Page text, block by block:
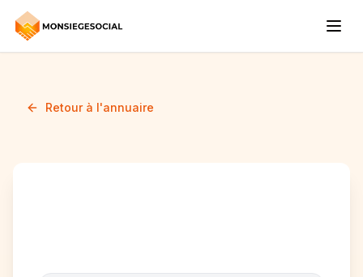
Retour à l'annuaire